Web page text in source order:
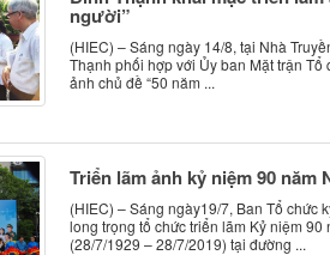
người”
(HIEC) – Sáng ngày 14/8, tại Nhà
Thạnh phối hợp với Ủy ban Mặt trận
ảnh chủ đề “50 năm ...
Triển lãm ảnh kỷ niệm 90 năm
(HIEC) – Sáng ngày19/7, Ban Tổ chức
long trọng tổ chức triển lãm Kỷ niệm
(28/7/1929 – 28/7/2019) tại đường ...